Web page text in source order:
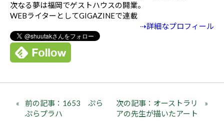
次なる夢は福岡でゲストハウスの開業。
WEBライターとしてGIGAZINEで連載
⇢詳細なプロフィール
前の記事：1653 ぷら
ぷらプラハ
次の記事：オーストラリ
アの先生が描いたアート